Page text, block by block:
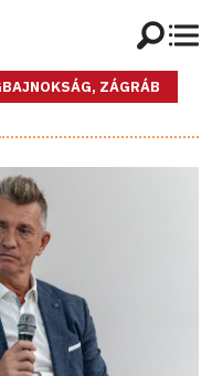
ZÁGRÁB